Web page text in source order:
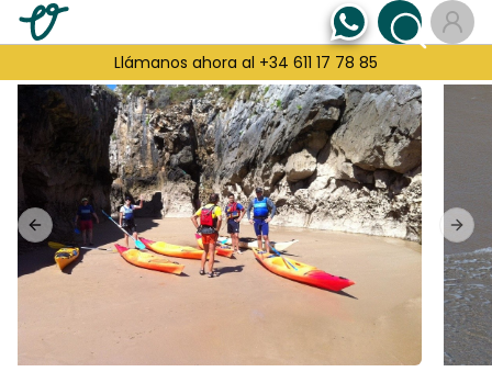
Llámanos ahora al +34 611 17 78 85
Previous slide